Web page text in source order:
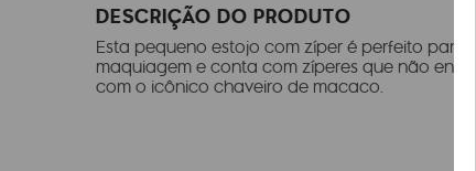
DESCRIÇÃO DO PRODUTO
Esta pequeno estojo com zíper é perfeito
maquiagem e conta com zíperes que não
com o icônico chaveiro de macaco.